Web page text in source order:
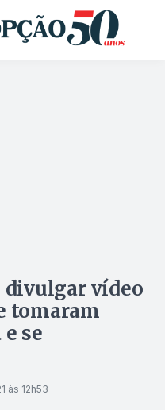
divulgar vídeo
tomaram
se
às 12h53